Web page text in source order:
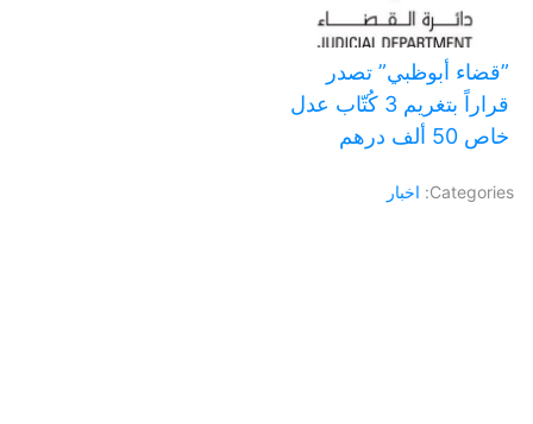
‏”قضاء أبوظبي” تصدر
قراراً بتغريم 3 كُتّاب عدل
خاص 50 ألف درهم
Categories: اخبار